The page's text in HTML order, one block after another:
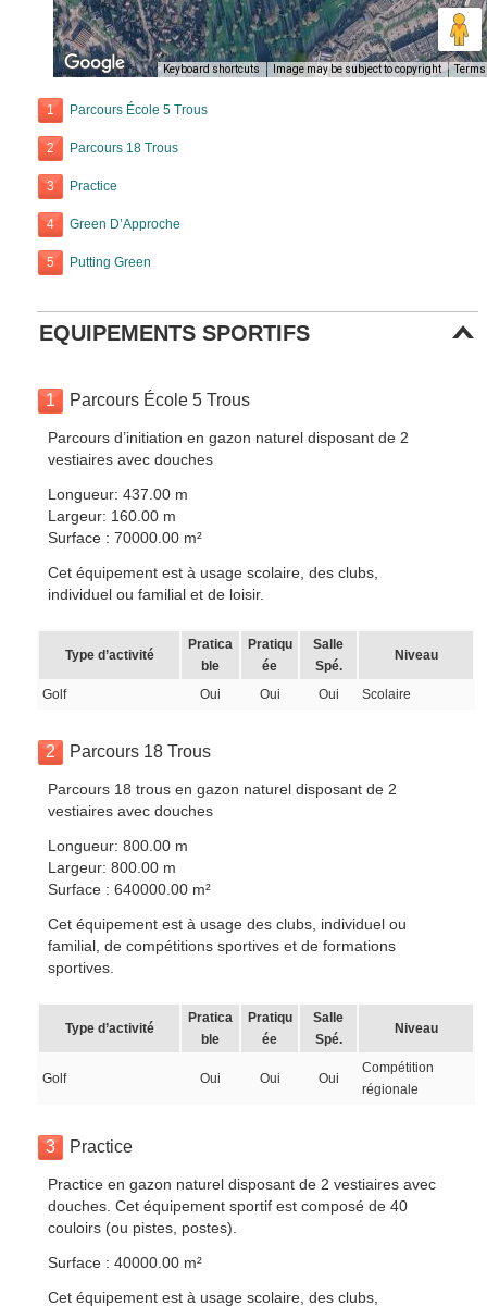
Keyboard shortcuts Image may be subject to copyright Terms
1 Parcours École 5 Trous
2 Parcours 18 Trous
3 Practice
4 Green D’Approche
5 Putting Green
EQUIPEMENTS SPORTIFS
1 Parcours École 5 Trous
Parcours d’initiation en gazon naturel disposant de 2
vestiaires avec douches
Longueur: 437.00 m
Largeur: 160.00 m
Surface : 70000.00 m²
Cet équipement est à usage scolaire, des clubs,
individuel ou familial et de loisir.
Type d’activité
Pratica
ble
Pratiqu
ée
Salle
Spé.
Niveau
Golf Oui Oui Oui Scolaire
2 Parcours 18 Trous
Parcours 18 trous en gazon naturel disposant de 2
vestiaires avec douches
Longueur: 800.00 m
Largeur: 800.00 m
Surface : 640000.00 m²
Cet équipement est à usage des clubs, individuel ou
familial, de compétitions sportives et de formations
sportives.
Type d’activité
Pratica
ble
Pratiqu
ée
Salle
Spé.
Niveau
Golf Oui Oui Oui
Compétition
régionale
3 Practice
Practice en gazon naturel disposant de 2 vestiaires avec
douches. Cet équipement sportif est composé de 40
couloirs (ou pistes, postes).
Surface : 40000.00 m²
Cet équipement est à usage scolaire, des clubs,